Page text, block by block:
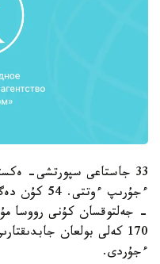
- جەلتوقسان كۇنى رووسا مۇز
170 كەلى بولعان
ءجۇردى.